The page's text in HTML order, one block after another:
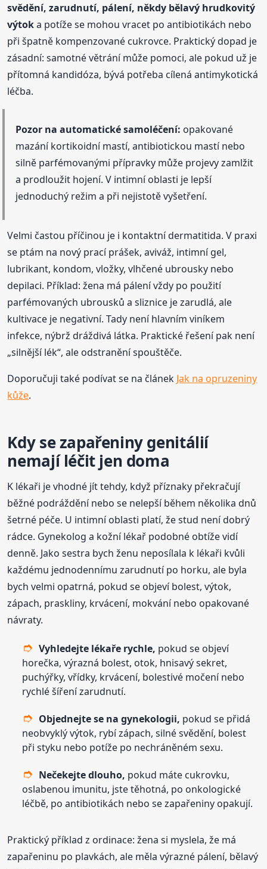
svědění, zarudnutí, pálení, někdy bělavý hrudkovitý
výtoka potíže se mohou vracet po antibiotikách nebo
při špatně kompenzované cukrovce. Praktický dopad je
zásadní: samotné větrání může pomoci, ale pokud už je
přítomná kandidóza, bývá potřeba cílená antimykotická
léčba.
Pozor na automatické samoléčení: opakované
mazání kortikoidní mastí, antibiotickou mastí nebo
silně parfémovanými přípravky může projevy zamlžit
a prodloužit hojení. V intimní oblasti je lepší
jednoduchý režim a při nejistotě vyšetření.
Velmi častou příčinou je i kontaktní dermatitida. V praxi
se ptám na nový prací prášek, aviváž, intimní gel,
lubrikant, kondom, vložky, vlhčené ubrousky nebo
depilaci. Příklad: žena má pálení vždy po použití
parfémovaných ubrousků a sliznice je zarudlá, ale
kultivace je negativní. Tady není hlavním viníkem
infekce, nýbrž dráždivá látka. Praktické řešení pak není
„silnější lék“, ale odstranění spouštěče.
Doporučuji také podívat se na článek Jak na opruzeniny
kůže.
Kdy se zapařeniny genitálií
nemají léčit jen doma
K lékaři je vhodné jít tehdy, když příznaky překračují
běžné podráždění nebo se nelepší během několika dnů
šetrné péče. U intimní oblasti platí, že stud není dobrý
rádce. Gynekolog a kožní lékař podobné obtíže vidí
denně. Jako sestra bych ženu neposílala k lékaři kvůli
každému jednodennímu zarudnutí po horku, ale byla
bych velmi opatrná, pokud se objeví bolest, výtok,
zápach, praskliny, krvácení, mokvání nebo opakované
návraty.
Vyhledejte lékaře rychle, pokud se objeví
horečka, výrazná bolest, otok, hnisavý sekret,
puchýřky, vřídky, krvácení, bolestivé močení nebo
rychlé šíření zarudnutí.
Objednejte se na gynekologii, pokud se přidá
neobvyklý výtok, rybí zápach, silné svědění, bolest
při styku nebo potíže po nechráněném sexu.
Nečekejte dlouho, pokud máte cukrovku,
oslabenou imunitu, jste těhotná, po onkologické
léčbě, po antibiotikách nebo se zapařeniny opakují.
Praktický příklad z ordinace: žena si myslela, že má
zapařeninu po plavkách, ale měla výrazné pálení, bělavý